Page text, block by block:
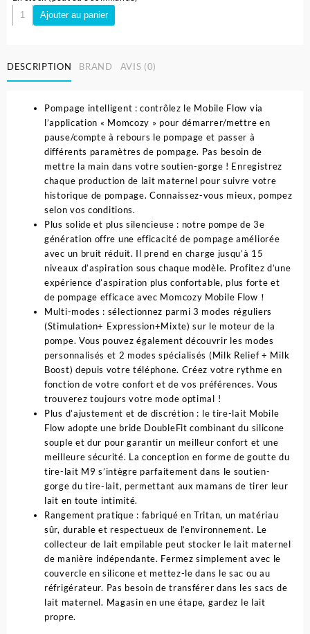
quantité
de
électrique
Main
double
Momcozy
Ajouter au panier
DESCRIPTION BRAND AVIS (0)
Pompage intelligent : contrôlez le Mobile Flow via
l’application « Momcozy » pour démarrer/mettre en
pause/compte à rebours le pompage et passer à
différents paramètres de pompage. Pas besoin de
mettre la main dans votre soutien-gorge ! Enregistrez
chaque production de lait maternel pour suivre votre
historique de pompage. Connaissez-vous mieux, pompez
selon vos conditions.
Plus solide et plus silencieuse : notre pompe de 3e
génération offre une efficacité de pompage améliorée
avec un bruit réduit. Il prend en charge jusqu’à 15
niveaux d’aspiration sous chaque modèle. Profitez d’une
expérience d’aspiration plus confortable, plus forte et
de pompage efficace avec Momcozy Mobile Flow！
Multi-modes : sélectionnez parmi 3 modes réguliers
(Stimulation+ Expression+Mixte) sur le moteur de la
pompe. Vous pouvez également découvrir les modes
personnalisés et 2 modes spécialisés (Milk Relief + Milk
Boost) depuis votre téléphone. Créez votre rythme en
fonction de votre confort et de vos préférences. Vous
trouverez toujours votre mode optimal !
Plus d’ajustement et de discrétion : le tire-lait Mobile
Flow adopte une bride DoubleFit combinant du silicone
souple et dur pour garantir un meilleur confort et une
meilleure sécurité. La conception en forme de goutte du
tire-lait M9 s’intègre parfaitement dans le soutien-
gorge du tire-lait, permettant aux mamans de tirer leur
lait en toute intimité.
Rangement pratique : fabriqué en Tritan, un matériau
sûr, durable et respectueux de l’environnement. Le
collecteur de lait empilable peut stocker le lait maternel
de manière indépendante. Fermez simplement avec le
couvercle en silicone et mettez-le dans le sac ou au
réfrigérateur. Pas besoin de transférer dans les sacs de
lait maternel. Magasin en une étape, gardez le lait
propre.